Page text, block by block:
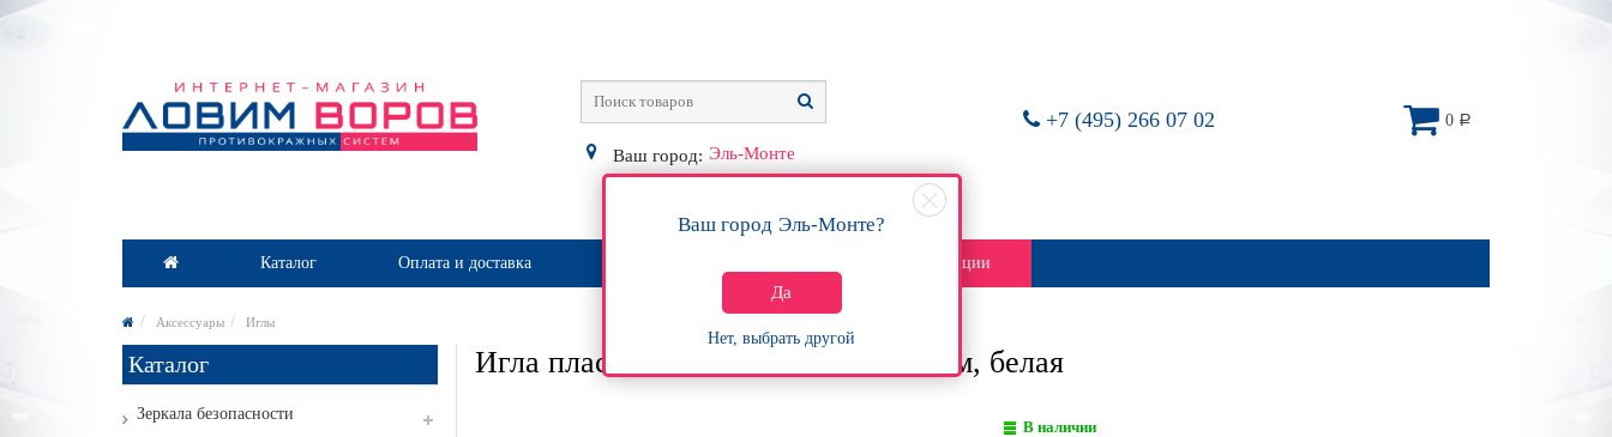
+7 (495) 266 07 02
Ваш город: Эль-Монте
Ваш город Эль-Монте?
Да
Нет, выбрать другой
0 Р
Каталог Оплата и доставка Акции
Аксессуары Иглы
Каталог
Зеркала безопасности
Игла пластиковая без насечки, 16 мм, белая
В наличии